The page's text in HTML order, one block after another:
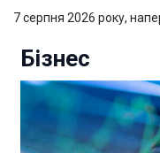
7 серпня 2026 року,
Бізнес